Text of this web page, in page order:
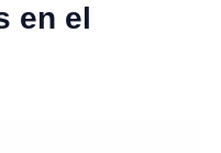
en el